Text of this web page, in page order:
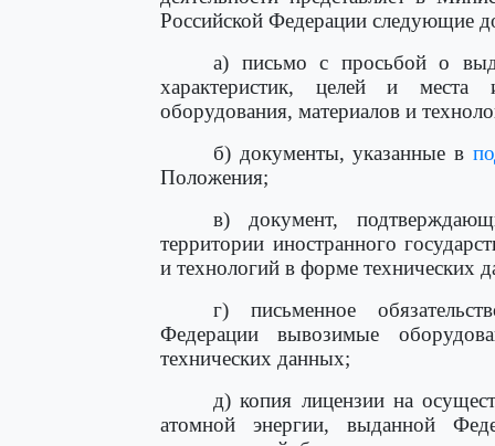
Российской Федерации следующие
а) письмо с просьбой о
характеристик, целей и места
оборудования, материалов и
б) документы, указанные в
Положения;
в) документ,
территории иностранного
и технологий в форме технических
г) письменное
Федерации вывозимые
технических данных;
д) копия лицензии на
атомной энергии, выданной